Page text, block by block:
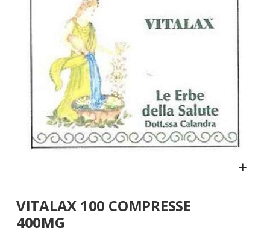
all'inizio
della
VITALAX 100 COMPRESSE
400MG